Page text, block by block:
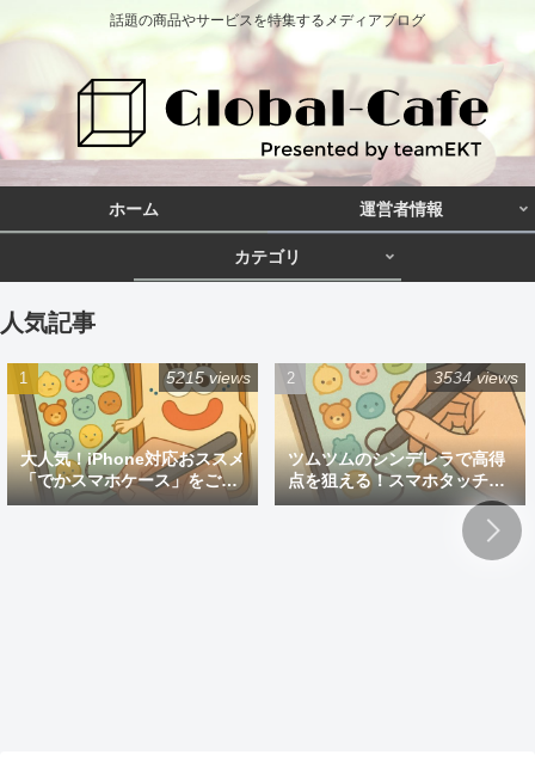
話題の商品やサービスを特集するメディアブログ
ホーム 運営者情報
カテゴリ
人気記事
大人気！iPhone対応おススメ
「でかスマホケース」をご紹
介
5215 views
ツムツムのシンデレラで高得
点を狙える！スマホタッチペ
ン
3534 views